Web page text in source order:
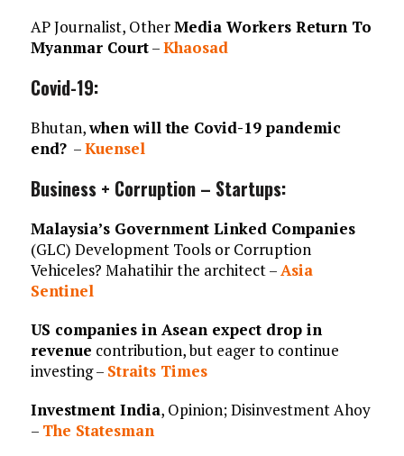
AP Journalist, OtherMedia Workers Return To
Myanmar Court–Khaosad
Covid-19:
Bhutan,when will the Covid-19 pandemic
end?–Kuensel
Business + Corruption – Startups:
Malaysia’s Government Linked Companies
(GLC) Development Tools or Corruption
Vehiceles? Mahatihir the architect –Asia
Sentinel
US companies in Asean expect drop in
revenue contribution, but eager to continue
investing – Straits Times
Investment India, Opinion; Disinvestment Ahoy
– The Statesman